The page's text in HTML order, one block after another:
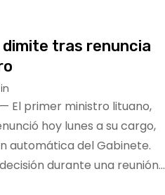
tras renuncia
El primer ministro lituano,
hoy lunes a su cargo,
automática del Gabinete.
durante una reunión…